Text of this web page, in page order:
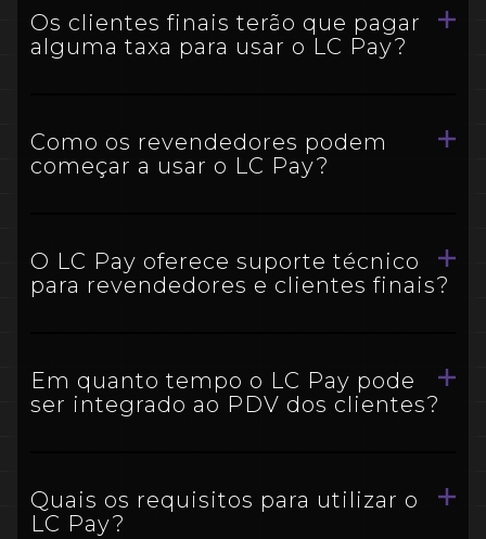
Os clientes finais terão que pagar
alguma taxa para usar o LC Pay?
Como os revendedores podem
começar a usar o LC Pay?
O LC Pay oferece suporte técnico
para revendedores e clientes finais?
Em quanto tempo o LC Pay pode
ser integrado ao PDV dos clientes?
Quais os requisitos para utilizar o
LC Pay?